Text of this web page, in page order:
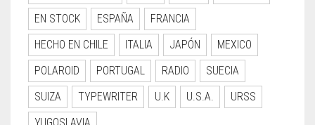
EN STOCK
ESPAÑA
FRANCIA
HECHO EN CHILE
ITALIA JAPÓN
MEXICO
POLAROID
PORTUGAL RADIO
SUECIA
SUIZA
TYPEWRITER U.K U.S.A.
URSS